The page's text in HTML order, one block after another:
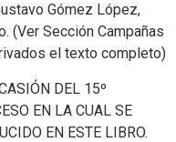
Gómez López,
(Ver Sección Campañas
el texto completo)
DEL 15º
EN LA CUAL SE
EN ESTE LIBRO.